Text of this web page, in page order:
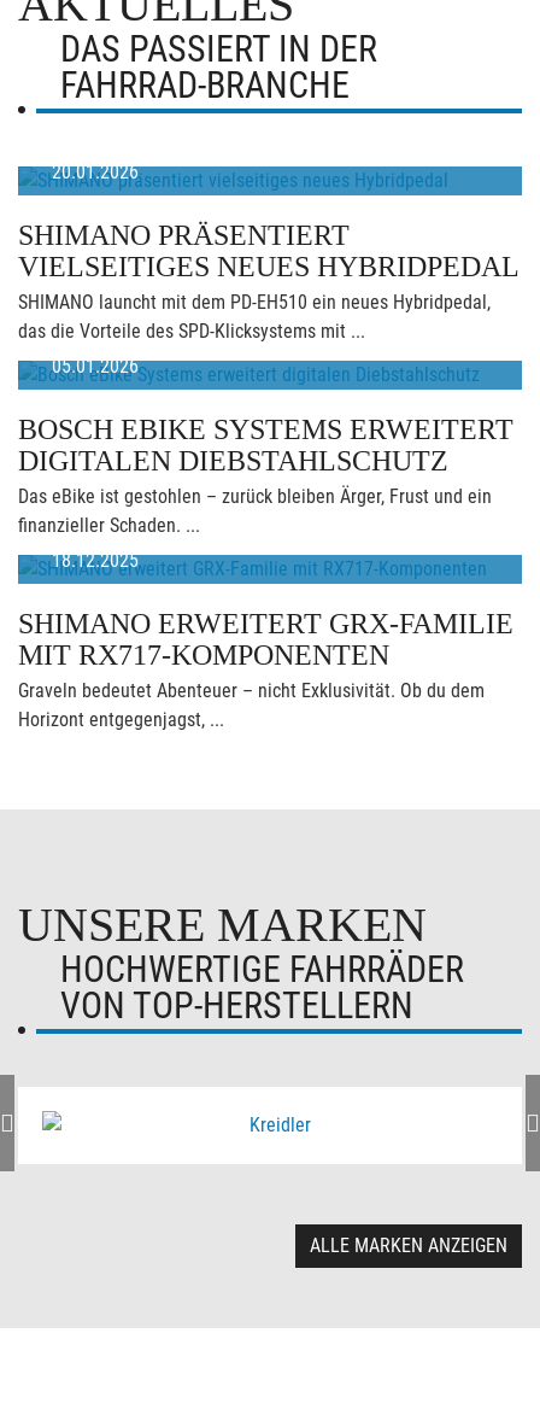
DAS PASSIERT IN DER
FAHRRAD-BRANCHE
20.01.2026
SHIMANO PRÄSENTIERT
VIELSEITIGES NEUES HYBRIDPEDAL
SHIMANO launcht mit dem PD-EH510 ein neues Hybridpedal,
das die Vorteile des SPD-Klicksystems mit ...
05.01.2026
BOSCH EBIKE SYSTEMS ERWEITERT
DIGITALEN DIEBSTAHLSCHUTZ
Das eBike ist gestohlen – zurück bleiben Ärger, Frust und ein
finanzieller Schaden. ...
18.12.2025
SHIMANO ERWEITERT GRX-FAMILIE
MIT RX717-KOMPONENTEN
Graveln bedeutet Abenteuer – nicht Exklusivität. Ob du dem
Horizont entgegenjagst, ...
UNSERE MARKEN
HOCHWERTIGE FAHRRÄDER
VON TOP-HERSTELLERN
ALLE MARKEN ANZEIGEN